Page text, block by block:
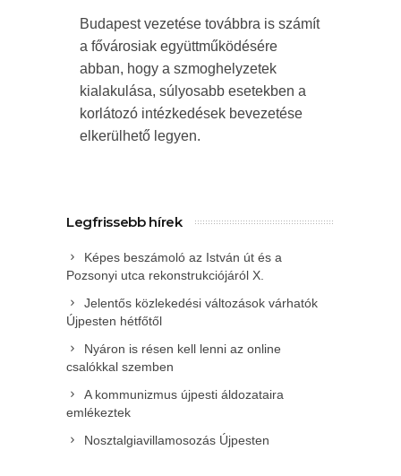
Budapest vezetése továbbra is számít
a fővárosiak együttműködésére
abban, hogy a szmoghelyzetek
kialakulása, súlyosabb esetekben a
korlátozó intézkedések bevezetése
elkerülhető legyen.
Legfrissebb hírek
Képes beszámoló az István út és a
Pozsonyi utca rekonstrukciójáról X.
Jelentős közlekedési változások várhatók
Újpesten hétfőtől
Nyáron is résen kell lenni az online
csalókkal szemben
A kommunizmus újpesti áldozataira
emlékeztek
Nosztalgiavillamosozás Újpesten